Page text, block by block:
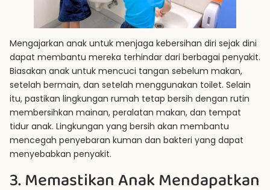
Mengajarkan anak untuk menjaga kebersihan diri sejak dini
dapat membantu mereka terhindar dari berbagai penyakit.
Biasakan anak untuk mencuci tangan sebelum makan,
setelah bermain, dan setelah menggunakan toilet. Selain
itu, pastikan lingkungan rumah tetap bersih dengan rutin
membersihkan mainan, peralatan makan, dan tempat
tidur anak. Lingkungan yang bersih akan membantu
mencegah penyebaran kuman dan bakteri yang dapat
menyebabkan penyakit.
3. Memastikan Anak Mendapatkan